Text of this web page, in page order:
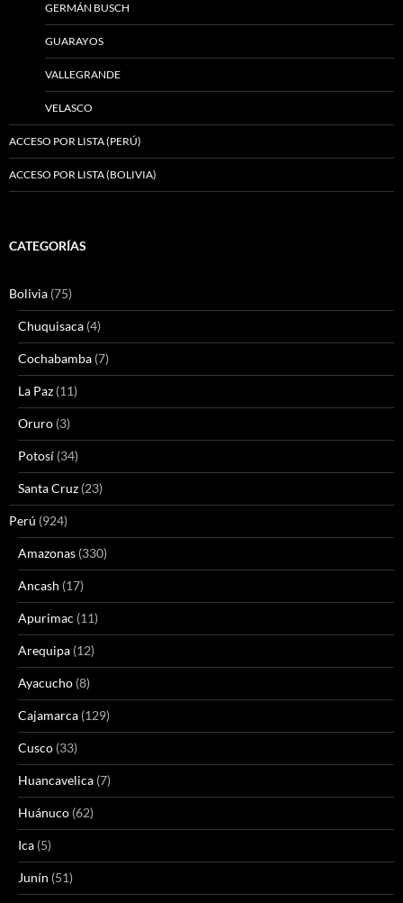
GERMÁN BUSCH
GUARAYOS
VALLEGRANDE
VELASCO
ACCESO POR LISTA (PERÚ)
ACCESO POR LISTA (BOLIVIA)
CATEGORÍAS
Bolivia (75)
Chuquisaca (4)
Cochabamba (7)
La Paz (11)
Oruro (3)
Potosí (34)
Santa Cruz (23)
Perú (924)
Amazonas (330)
Ancash (17)
Apurimac (11)
Arequipa (12)
Ayacucho (8)
Cajamarca (129)
Cusco (33)
Huancavelica (7)
Huánuco (62)
Ica (5)
Junín (51)